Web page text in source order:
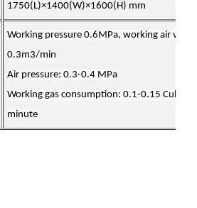
1750(L)×1400(W)×1600(H) mm
Working pressure 0.6MPa, working air
0.3m3/min
Air pressure: 0.3-0.4 MPa
Working gas consumption: 0.1-0.15 Cubic
minute